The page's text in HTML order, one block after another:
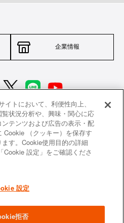
企業情報
特定商取引法に基づく表示
個人情報保護方針
お問い合わせ
イトにおいて、利便性向上、
状況分析や、興味・関心に応
テンツおよび広告の表示・配
Cookie （クッキー）を保存す
す。Cookie使用目的の詳細
設定」をご確認くださ
設定
拒否